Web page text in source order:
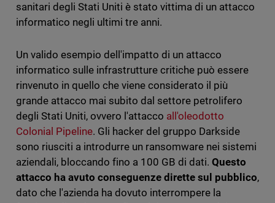
sanitari degli Stati Uniti è stato vittima di un attacco
informatico negli ultimi tre anni.
Un valido esempio dell'impatto di un attacco
informatico sulle infrastrutture critiche può essere
rinvenuto in quello che viene considerato il più
grande attacco mai subito dal settore petrolifero
degli Stati Uniti, ovvero l'attacco all'oleodotto
Colonial Pipeline. Gli hacker del gruppo Darkside
sono riusciti a introdurre un ransomware nei sistemi
aziendali, bloccando fino a 100 GB di dati.Questo
attacco ha avuto conseguenze dirette sul pubblico,
dato che l'azienda ha dovuto interrompere la